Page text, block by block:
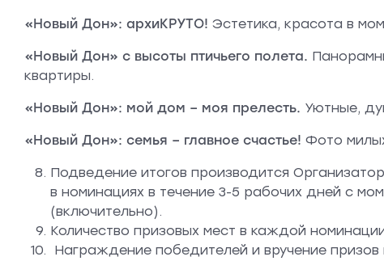
«Новый Дон»: архиКРУТО! Эстетика, красота в
«Новый Дон» с высоты птичьего полета.
квартиры.
«Новый Дон»: мой дом – моя прелесть. Уютные,
«Новый Дон»: семья – главное счастье! Фото
Подведение итогов производится
в номинациях в течение 3-5 рабочих дней с
(включительно).
Количество призовых мест в каждой
Награждение победителей и вручение